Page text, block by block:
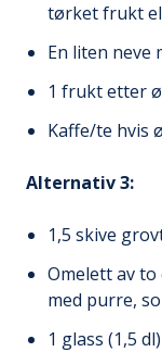
tørket frukt
En liten neve
1 frukt etter
Kaffe/te hvis
Alternativ 3:
1,5 skive
Omelett av
med purre,
1 glass (1,5